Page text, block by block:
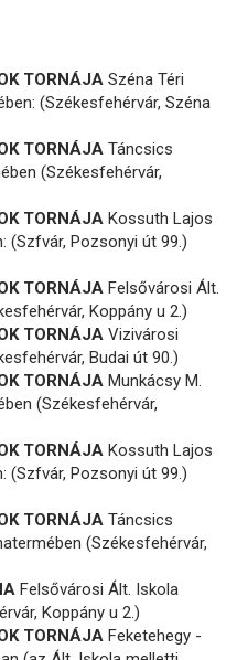
TORNÁJA Széna Téri
(Székesfehérvár, Széna
TORNÁJA Táncsics
(Székesfehérvár,
TORNÁJA Kossuth Lajos
(Szfvár, Pozsonyi út 99.)
TORNÁJA Felsővárosi Ált.
Koppány u 2.)
TORNÁJA Vizivárosi
Budai út 90.)
TORNÁJA Munkácsy M.
(Székesfehérvár,
TORNÁJA Kossuth Lajos
(Szfvár, Pozsonyi út 99.)
TORNÁJA Táncsics
(Székesfehérvár,
Felsővárosi Ált. Iskola
Koppány u 2.)
TORNÁJA Feketehegy -